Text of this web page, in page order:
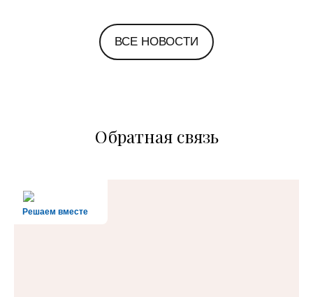
Петербурге и Ярославле
ВСЕ НОВОСТИ
Обратная связь
Решаем вместе